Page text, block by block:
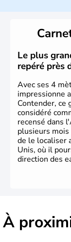
Plusieurs
des
Christophe
britanniques
en 1776 et
La conquête de
phase de
Le plus
repéré près
Avec ses 4
impressionne
Contender, ce
considéré
recensé dans
plusieurs
de le localiser
Unis, où il
direction des
À